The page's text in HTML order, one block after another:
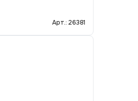
Арт.: 26381